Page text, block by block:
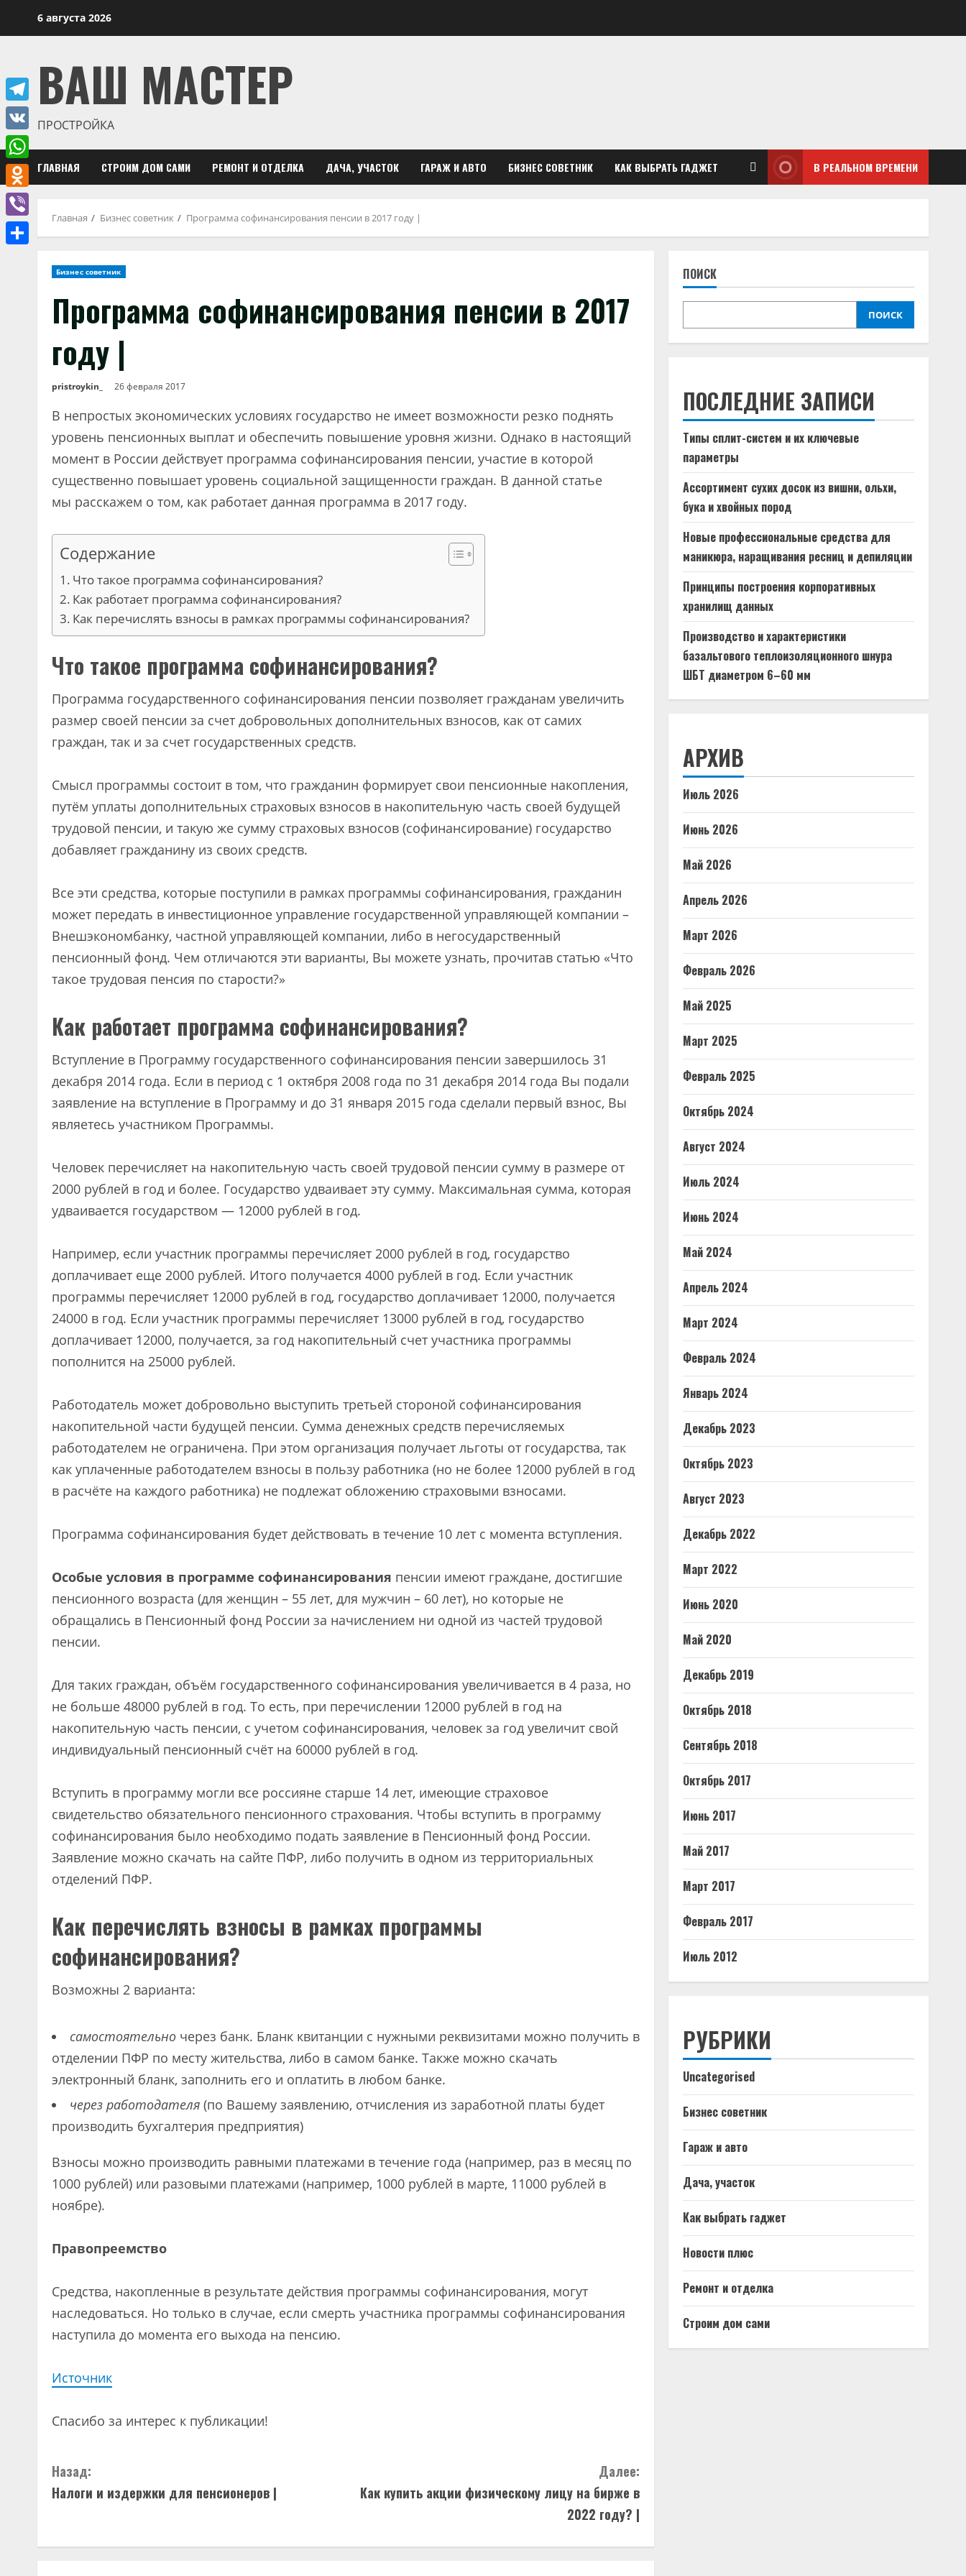
6 августа 2026
ВАШ МАСТЕР
ПРОСТРОЙКА
ГЛАВНАЯ СТРОИМ ДОМ САМИ РЕМОНТ И ОТДЕЛКА ДАЧА, УЧАСТОК ГАРАЖ И АВТО БИЗНЕС СОВЕТНИК КАК ВЫБРАТЬ ГАДЖЕТ В РЕАЛЬНОМ ВРЕМЕНИ
Главная Бизнес советник Программа софинансирования пенсии в 2017 году |
Бизнес советник
Программа софинансирования пенсии в 2017
году |
pristroykin_ 26 февраля 2017
В непростых экономических условиях государство не имеет возможности резко поднять
уровень пенсионных выплат и обеспечить повышение уровня жизни. Однако в настоящий
момент в России действует программа софинансирования пенсии, участие в которой
существенно повышает уровень социальной защищенности граждан. В данной статье
мы расскажем о том, как работает данная программа в 2017 году.
Содержание
Что такое программа софинансирования?
Как работает программа софинансирования?
Как перечислять взносы в рамках программы софинансирования?
Что такое программа софинансирования?
Программа государственного софинансирования пенсии позволяет гражданам увеличить
размер своей пенсии за счет добровольных дополнительных взносов, как от самих
граждан, так и за счет государственных средств.
Смысл программы состоит в том, что гражданин формирует свои пенсионные накопления,
путём уплаты дополнительных страховых взносов в накопительную часть своей будущей
трудовой пенсии, и такую же сумму страховых взносов (софинансирование) государство
добавляет гражданину из своих средств.
Все эти средства, которые поступили в рамках программы софинансирования, гражданин
может передать в инвестиционное управление государственной управляющей компании –
Внешэкономбанку, частной управляющей компании, либо в негосударственный
пенсионный фонд. Чем отличаются эти варианты, Вы можете узнать, прочитав статью «Что
такое трудовая пенсия по старости?»
Как работает программа софинансирования?
Вступление в Программу государственного софинансирования пенсии завершилось 31
декабря 2014 года. Если в период с 1 октября 2008 года по 31 декабря 2014 года Вы подали
заявление на вступление в Программу и до 31 января 2015 года сделали первый взнос, Вы
являетесь участником Программы.
Человек перечисляет на накопительную часть своей трудовой пенсии сумму в размере от
2000 рублей в год и более. Государство удваивает эту сумму. Максимальная сумма, которая
удваивается государством — 12000 рублей в год.
Например, если участник программы перечисляет 2000 рублей в год, государство
доплачивает еще 2000 рублей. Итого получается 4000 рублей в год. Если участник
программы перечисляет 12000 рублей в год, государство доплачивает 12000, получается
24000 в год. Если участник программы перечисляет 13000 рублей в год, государство
доплачивает 12000, получается, за год накопительный счет участника программы
пополнится на 25000 рублей.
Работодатель может добровольно выступить третьей стороной софинансирования
накопительной части будущей пенсии. Сумма денежных средств перечисляемых
работодателем не ограничена. При этом организация получает льготы от государства, так
как уплаченные работодателем взносы в пользу работника (но не более 12000 рублей в год
в расчёте на каждого работника) не подлежат обложению страховыми взносами.
Программа софинансирования будет действовать в течение 10 лет с момента вступления.
Особые условия в программе софинансирования пенсии имеют граждане, достигшие
пенсионного возраста (для женщин – 55 лет, для мужчин – 60 лет), но которые не
обращались в Пенсионный фонд России за начислением ни одной из частей трудовой
пенсии.
Для таких граждан, объём государственного софинансирования увеличивается в 4 раза, но
не больше 48000 рублей в год. То есть, при перечислении 12000 рублей в год на
накопительную часть пенсии, с учетом софинансирования, человек за год увеличит свой
индивидуальный пенсионный счёт на 60000 рублей в год.
Вступить в программу могли все россияне старше 14 лет, имеющие страховое
свидетельство обязательного пенсионного страхования. Чтобы вступить в программу
софинансирования было необходимо подать заявление в Пенсионный фонд России.
Заявление можно скачать на сайте ПФР, либо получить в одном из территориальных
отделений ПФР.
Как перечислять взносы в рамках программы
софинансирования?
Возможны 2 варианта:
самостоятельно через банк. Бланк квитанции с нужными реквизитами можно получить в
отделении ПФР по месту жительства, либо в самом банке. Также можно скачать
электронный бланк, заполнить его и оплатить в любом банке.
через работодателя (по Вашему заявлению, отчисления из заработной платы будет
производить бухгалтерия предприятия)
Взносы можно производить равными платежами в течение года (например, раз в месяц по
1000 рублей) или разовыми платежами (например, 1000 рублей в марте, 11000 рублей в
ноябре).
Правопреемство
Средства, накопленные в результате действия программы софинансирования, могут
наследоваться. Но только в случае, если смерть участника программы софинансирования
наступила до момента его выхода на пенсию.
Источник
Спасибо за интерес к публикации!
П
р
Назад:
Налоги и издержки для пенсионеров |
Далее:
Как купить акции физическому лицу на бирже в
2022 году? |
ПОИСК
ПОИСК
ПОСЛЕДНИЕ ЗАПИСИ
Типы сплит-систем и их ключевые
параметры
Ассортимент сухих досок из вишни, ольхи,
бука и хвойных пород
Новые профессиональные средства для
маникюра, наращивания ресниц и депиляции
Принципы построения корпоративных
хранилищ данных
Производство и характеристики
базальтового теплоизоляционного шнура
ШБТ диаметром 6–60 мм
АРХИВ
Июль 2026
Июнь 2026
Май 2026
Апрель 2026
Март 2026
Февраль 2026
Май 2025
Март 2025
Февраль 2025
Октябрь 2024
Август 2024
Июль 2024
Июнь 2024
Май 2024
Апрель 2024
Март 2024
Февраль 2024
Январь 2024
Декабрь 2023
Октябрь 2023
Август 2023
Декабрь 2022
Март 2022
Июнь 2020
Май 2020
Декабрь 2019
Октябрь 2018
Сентябрь 2018
Октябрь 2017
Июнь 2017
Май 2017
Март 2017
Февраль 2017
Июль 2012
РУБРИКИ
Uncategorised
Бизнес советник
Гараж и авто
Дача, участок
Как выбрать гаджет
Новости плюс
Ремонт и отделка
Строим дом сами
Telegram
VK
WhatsApp
Odnoklassniki
Viber